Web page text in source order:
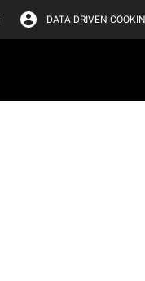
DATA DRIVEN